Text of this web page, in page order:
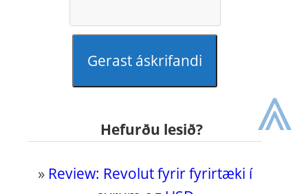
Gerast áskrifandi
Hefurðu lesið?
» Review: Revolut fyrir fyrirtæki í
⩓